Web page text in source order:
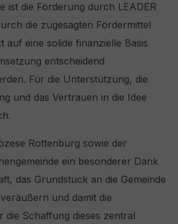
ist die Förderung durch LEADER
die zugesagten Fördermittel
auf eine solide finanzielle Basis
entscheidend
Für die Unterstützung, die
und das Vertrauen in die Idee
Rottenburg sowie der
ein besonderer Dank
das Grundstück an die Gemeinde
und damit die
die Schaffung dieses zentral